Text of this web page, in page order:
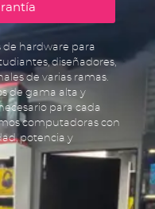
de hardware para
diseñadores,
de varias ramas.
de gama alta y
para cada
computadoras con
potencia y